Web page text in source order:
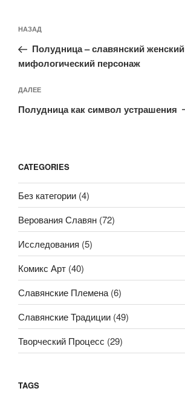
по
записям
Предыдущая
запись:
НАЗАД
Полудница – славянский женский
мифологический персонаж
Следующая
запись
ДАЛЕЕ
Полудница как символ устрашения
CATEGORIES
Без категории (4)
Верования Славян (72)
Исследования (5)
Комикс Арт (40)
Славянские Племена (6)
Славянские Традиции (49)
Творческий Процесс (29)
TAGS